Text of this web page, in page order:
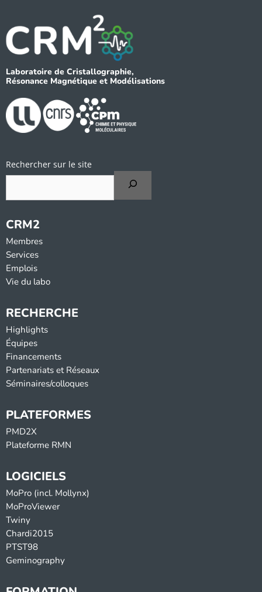
Laboratoire de Cristallographie,
Résonance Magnétique et Modélisations
Rechercher sur le site
CRM2
Membres
Services
Emplois
Vie du labo
RECHERCHE
Highlights
Équipes
Financements
Partenariats et Réseaux
Séminaires/colloques
PLATEFORMES
PMD2X
Plateforme RMN
LOGICIELS
MoPro (incl. Mollynx)
MoProViewer
Twiny
Chardi2015
PTST98
Geminography